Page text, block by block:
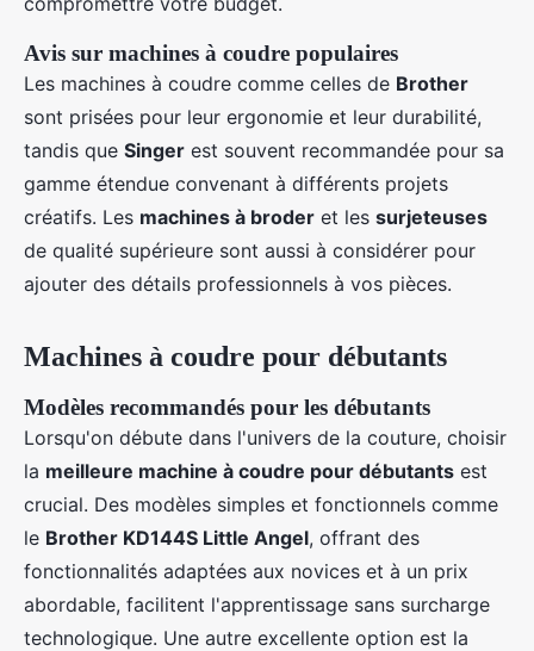
Avis sur machines à coudre populaires
Les machines à coudre comme celles de Brother
sont prisées pour leur ergonomie et leur durabilité,
tandis que Singer est souvent recommandée pour sa
gamme étendue convenant à différents projets
créatifs. Les machines à broder et les surjeteuses
de qualité supérieure sont aussi à considérer pour
ajouter des détails professionnels à vos pièces.
Machines à coudre pour débutants
Modèles recommandés pour les débutants
Lorsqu'on débute dans l'univers de la couture, choisir
la meilleure machine à coudre pour débutants est
crucial. Des modèles simples et fonctionnels comme
le Brother KD144S Little Angel, offrant des
fonctionnalités adaptées aux novices et à un prix
abordable, facilitent l'apprentissage sans surcharge
technologique. Une autre excellente option est la